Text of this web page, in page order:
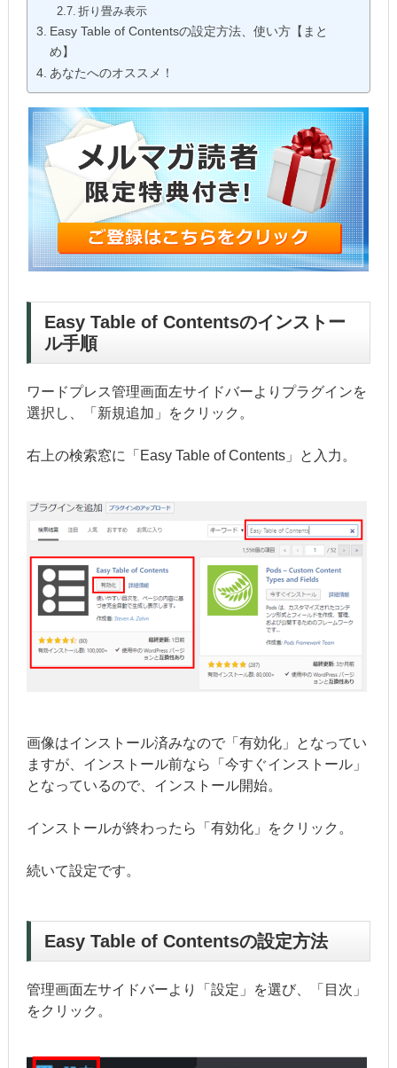
折り畳み表示
Easy Table of Contentsの設定方法、使い方【まと
め】
あなたへのオススメ！
Easy Table of Contentsのインストー
ル手順
ワードプレス管理画面左サイドバーよりプラグインを
選択し、「新規追加」をクリック。
右上の検索窓に「Easy Table of Contents」と入力。
画像はインストール済みなので「有効化」となってい
ますが、インストール前なら「今すぐインストール」
となっているので、インストール開始。
インストールが終わったら「有効化」をクリック。
続いて設定です。
Easy Table of Contentsの設定方法
管理画面左サイドバーより「設定」を選び、「目次」
をクリック。